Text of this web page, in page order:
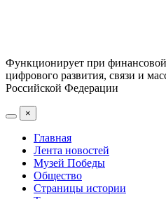
Функционирует при
цифрового развития, связи и
Российской Федерации
×
Главная
Лента новостей
Музей Победы
Общество
Страницы истории